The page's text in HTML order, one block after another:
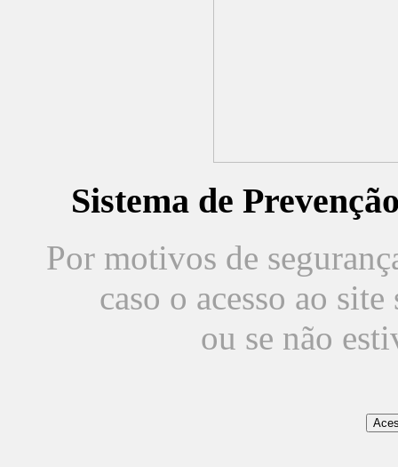
Sistema de
Por motivos de
caso o acesso ao
ou se não